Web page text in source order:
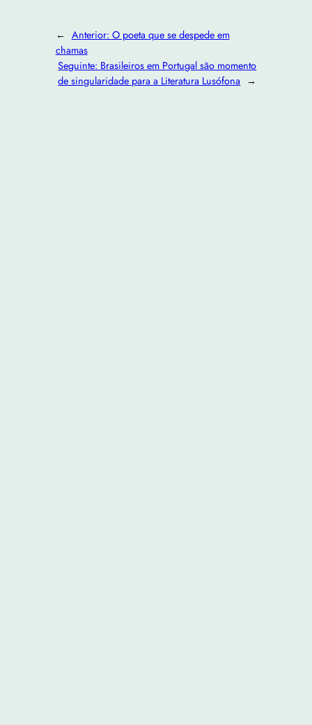
← Anterior: O poeta que se despede em
chamas
Seguinte: Brasileiros em Portugal são momento
de singularidade para a Literatura Lusófona →